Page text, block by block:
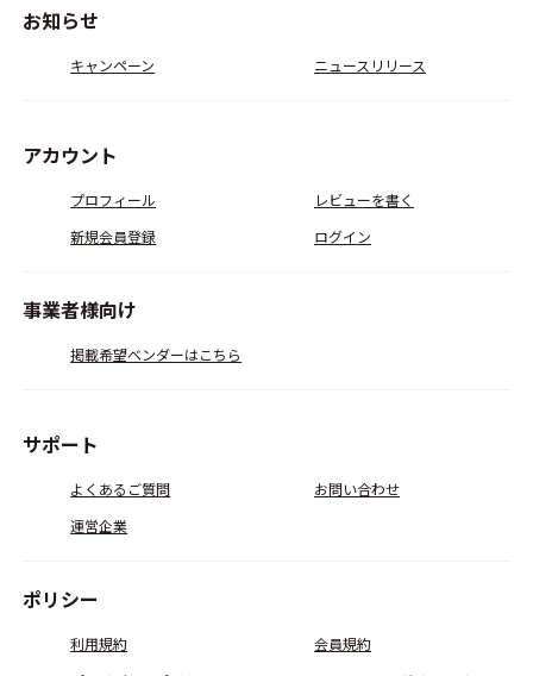
お知らせ
キャンペーン ニュースリリース
アカウント
プロフィール
レビューを書く
新規会員登録
ログイン
事業者様向け
掲載希望ベンダーはこちら
サポート
よくあるご質問
お問い合わせ
運営企業
ポリシー
利用規約
会員規約